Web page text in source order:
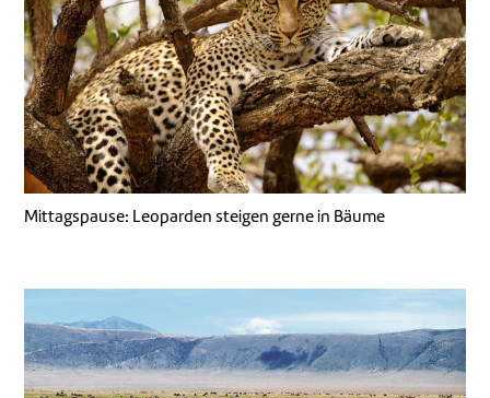
Mittagspause: Leoparden steigen gerne in Bäume